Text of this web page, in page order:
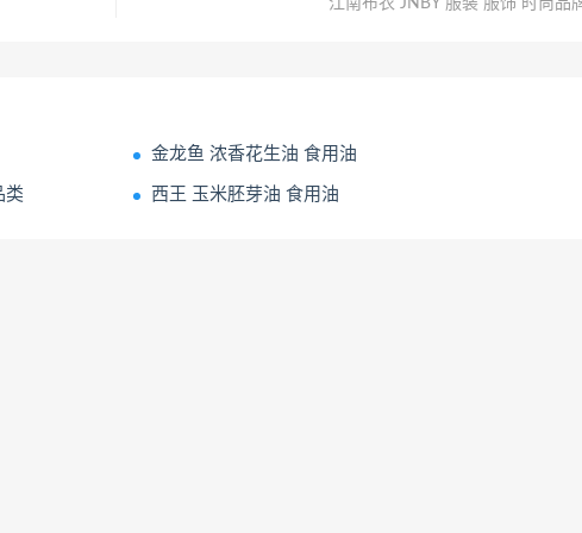
金龙鱼 浓香花生油 食用油
类 西王 玉米胚芽油 食用油